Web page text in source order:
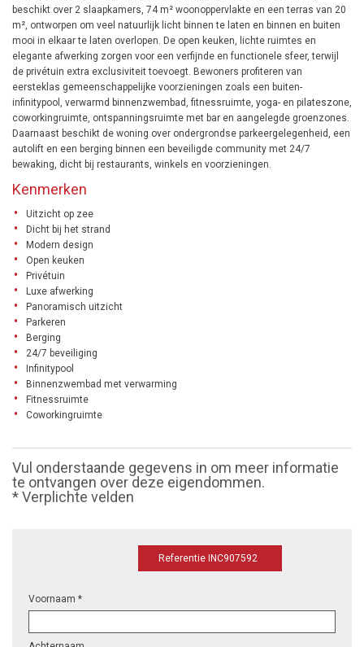
beschikt over 2 slaapkamers, 74 m² woonoppervlakte en een terras van 20
m², ontworpen om veel natuurlijk licht binnen te laten en binnen en buiten
mooi in elkaar te laten overlopen. De open keuken, lichte ruimtes en
elegante afwerking zorgen voor een verfijnde en functionele sfeer, terwijl
de privétuin extra exclusiviteit toevoegt. Bewoners profiteren van
eersteklas gemeenschappelijke voorzieningen zoals een buiten-
infinitypool, verwarmd binnenzwembad, fitnessruimte, yoga- en pilateszone,
coworkingruimte, ontspanningsruimte met bar en aangelegde groenzones.
Daarnaast beschikt de woning over ondergrondse parkeergelegenheid, een
autolift en een berging binnen een beveiligde community met 24/7
bewaking, dicht bij restaurants, winkels en voorzieningen.
Kenmerken
Uitzicht op zee
Dicht bij het strand
Modern design
Open keuken
Privétuin
Luxe afwerking
Panoramisch uitzicht
Parkeren
Berging
24/7 beveiliging
Infinitypool
Binnenzwembad met verwarming
Fitnessruimte
Coworkingruimte
Vul onderstaande gegevens in om meer informatie
te ontvangen over deze eigendommen.
* Verplichte velden
Referentie INC907592
Voornaam *